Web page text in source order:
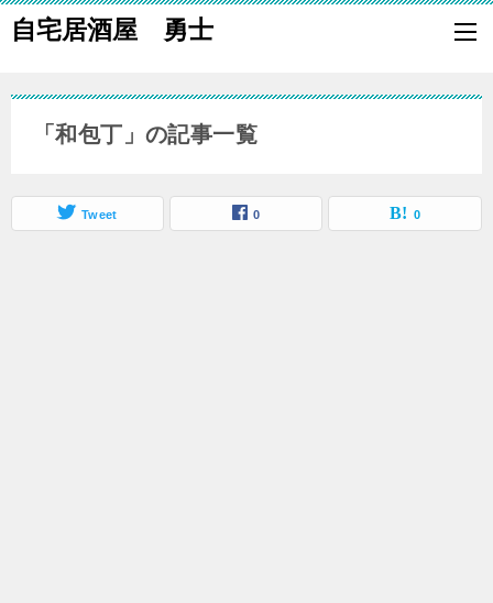
自宅居酒屋 勇士
自宅で居酒屋の「酒の肴」になる料理を楽しく作り、家族や親族に友
「和包丁」の記事一覧
Tweet 0 0